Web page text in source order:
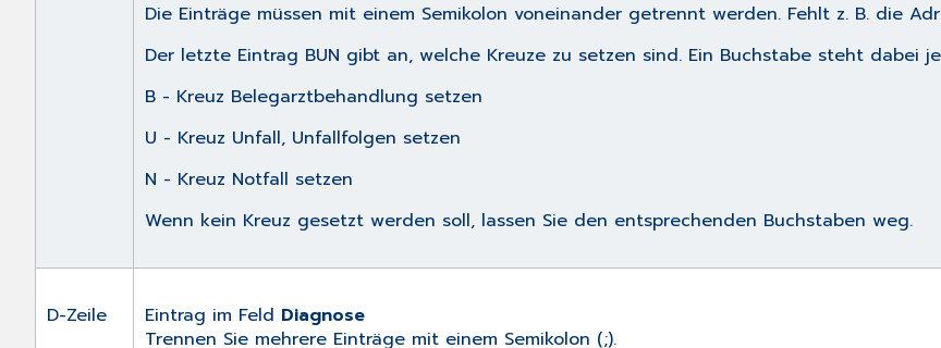
Die Einträge müssen mit einem Semikolon voneinander getrennt werden. Fehlt z. B. die
Der letzte Eintrag BUN gibt an, welche Kreuze zu setzen sind. Ein Buchstabe steht dabei
B - Kreuz Belegarztbehandlung setzen
U - Kreuz Unfall, Unfallfolgen setzen
N - Kreuz Notfall setzen
Wenn kein Kreuz gesetzt werden soll, lassen Sie den entsprechenden Buchstaben weg.
D-Zeile Eintrag im Feld Diagnose
Trennen Sie mehrere Einträge mit einem Semikolon (;).